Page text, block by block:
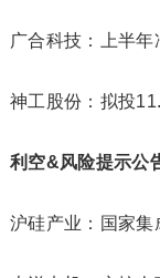
广合科技：上半年
神工股份：拟投
利空&风险提示公
沪硅产业：国家集